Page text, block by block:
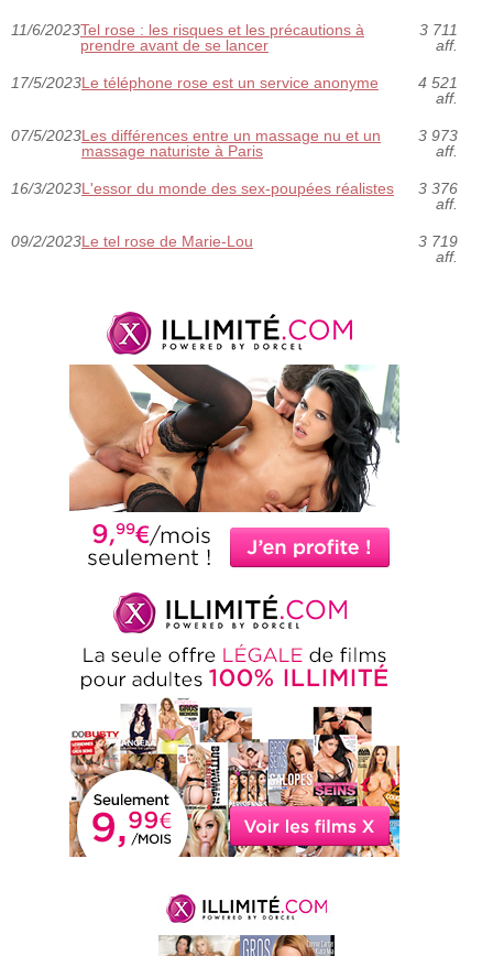
11/6/2023Tel rose : les risques et les précautions à
prendre avant de se lancer
3 711
aff.
17/5/2023Le téléphone rose est un service anonyme
4 521
aff.
07/5/2023Les différences entre un massage nu et un
massage naturiste à Paris
3 973
aff.
16/3/2023L'essor du monde des sex-poupées réalistes
3 376
aff.
09/2/2023Le tel rose de Marie-Lou
3 719
aff.